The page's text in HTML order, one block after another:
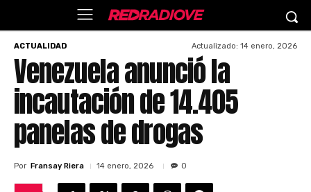
ACTUALIDAD Actualizado: 14 enero, 2026
Venezuela anunció la
incautación de 14.405
panelas de drogas
Por Fransay Riera 14 enero, 2026 0